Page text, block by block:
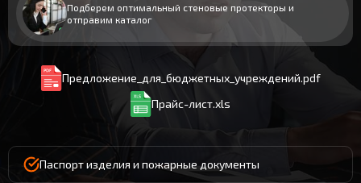
Подберем оптимальный стеновые протекторы и
отправим каталог
Предложение_для_бюджетных_учреждений.pdf
Прайс-лист.xls
Паспорт изделия и пожарные документы